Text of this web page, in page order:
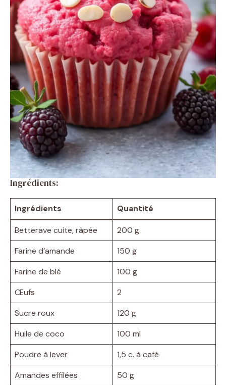
Ingrédients:
Ingrédients Quantité
Betterave cuite, râpée
200 g
Farine d’amande
150 g
Farine de blé
100 g
Œufs
2
Sucre roux
120 g
Huile de coco
100 ml
Poudre à lever
1,5 c. à café
Amandes effilées
50 g